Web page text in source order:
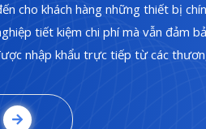
cho khách hàng những thiết bị
tiết kiệm chi phí mà vẫn đảm
nhập khẩu trực tiếp từ các